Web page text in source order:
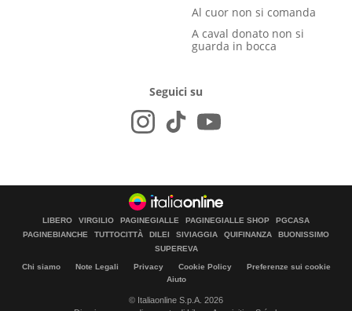
Al cuor non si comanda
A caval donato non si
guarda in bocca
Seguici su
LIBERO VIRGILIO PAGINEGIALLE PAGINEGIALLE SHOP
PGCASA
PAGINEBIANCHE
TUTTOCITTÀ DILEI SIVIAGGIA QUIFINANZA
BUONISSIMO
SUPEREVA
Chi siamo Note Legali Privacy Cookie Policy
Preferenze sui cookie
Aiuto
© Italiaonline S.p.A. 2026